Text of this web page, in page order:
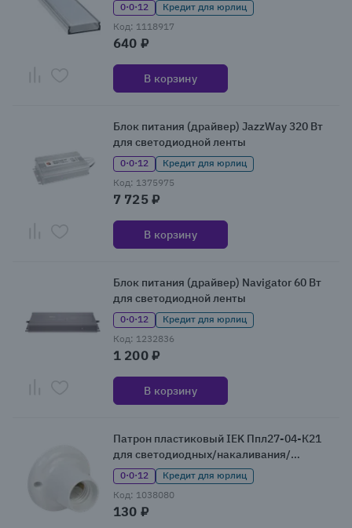
0·0·12
Кредит для юрлиц
Код: 1118917
640 ₽
В корзину
Блок питания (драйвер) JazzWay 320 Вт
для светодиодной ленты
0·0·12
Кредит для юрлиц
Код: 1375975
7 725 ₽
В корзину
Блок питания (драйвер) Navigator 60 Вт
для светодиодной ленты
0·0·12
Кредит для юрлиц
Код: 1232836
1 200 ₽
В корзину
Патрон пластиковый IEK Ппл27-04-К21
для светодиодных/накаливания/
энергосберегающих ламп
0·0·12
Кредит для юрлиц
Код: 1038080
130 ₽